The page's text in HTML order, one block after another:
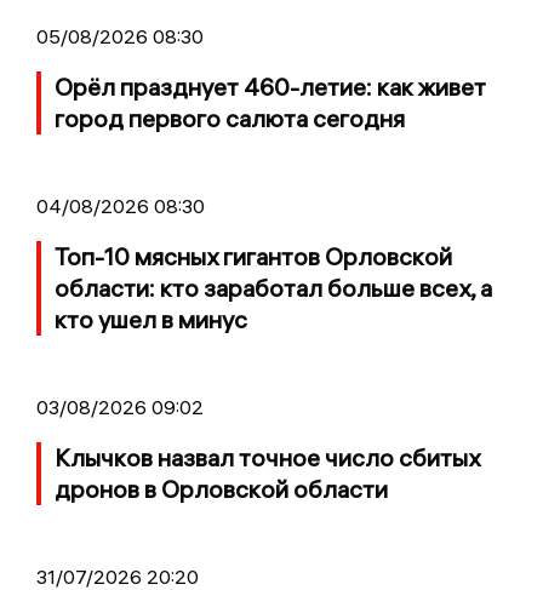
05/08/2026 08:30
Орёл празднует 460-летие: как живет
город первого салюта сегодня
04/08/2026 08:30
Топ-10 мясных гигантов Орловской
области: кто заработал больше всех, а
кто ушел в минус
03/08/2026 09:02
Клычков назвал точное число сбитых
дронов в Орловской области
31/07/2026 20:20